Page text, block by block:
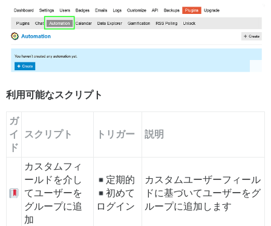
利用可能なスクリプト
ガ
イ
ド
スクリプト トリガー 説明
カスタムフィ
ールドを介し
てユーザーを
グループに追
加
定期的
初めて
ログイン
カスタムユーザーフィール
ドに基づいてユーザーをグ
ループに追加します